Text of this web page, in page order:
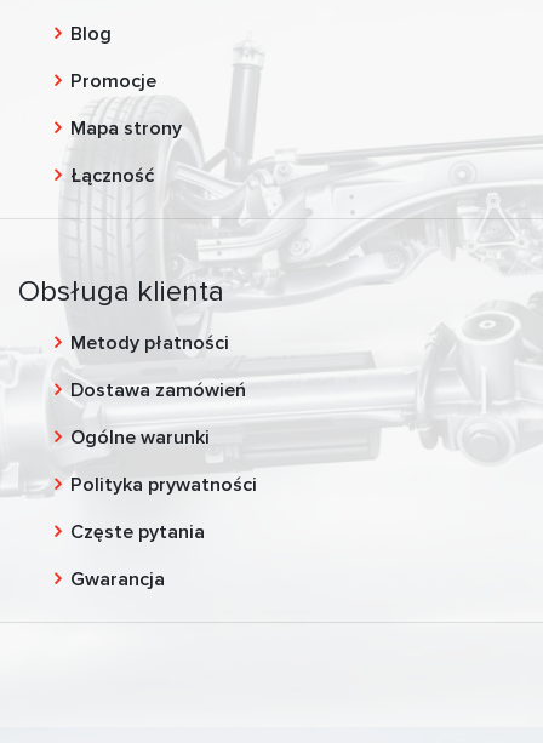
Blog
Promocje
Mapa strony
Łączność
Obsługa klienta
Metody płatności
Dostawa zamówień
Ogólne warunki
Polityka prywatności
Częste pytania
Gwarancja